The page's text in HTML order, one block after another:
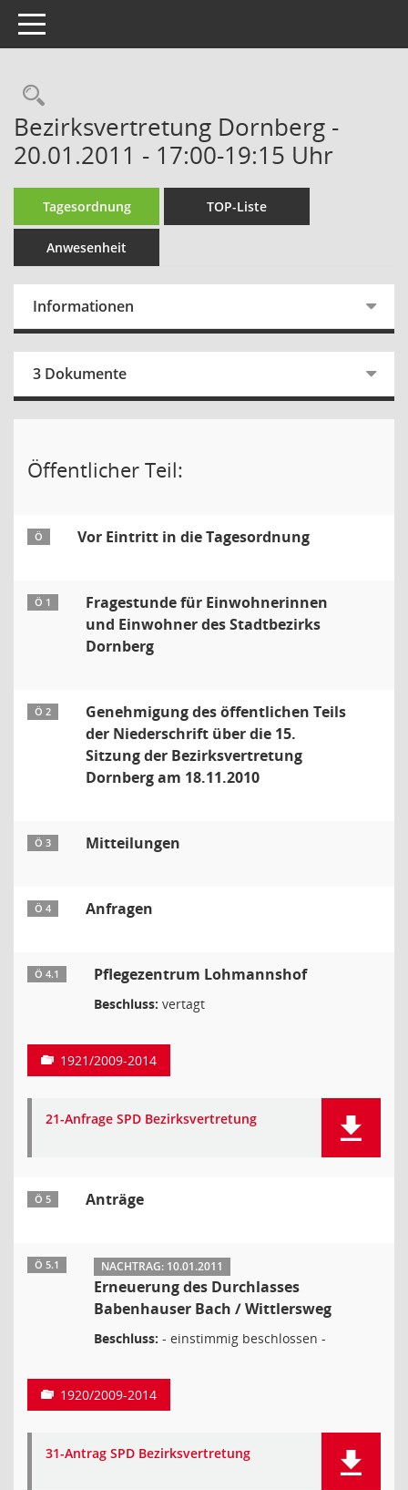
Toggle navigation
Rechercheauswahl
Bezirksvertretung Dornberg -
20.01.2011 - 17:00-19:15 Uhr
Tagesordnung TOP-Liste
Anwesenheit
Informationen
3 Dokumente
Öffentlicher Teil:
Ö Vor Eintritt in die Tagesordnung
Ö 1
Fragestunde für Einwohnerinnen
und Einwohner des Stadtbezirks
Dornberg
Ö 2
Genehmigung des öffentlichen Teils
der Niederschrift über die 15.
Sitzung der Bezirksvertretung
Dornberg am 18.11.2010
Ö 3 Mitteilungen
Ö 4 Anfragen
Ö 4.1 Pflegezentrum Lohmannshof
Beschluss: vertagt
1921/2009-2014
21-Anfrage SPD Bezirksvertretung
Ö 5 Anträge
Ö 5.1 NACHTRAG: 10.01.2011
Erneuerung des Durchlasses
Babenhauser Bach / Wittlersweg
Beschluss: - einstimmig beschlossen -
1920/2009-2014
31-Antrag SPD Bezirksvertretung